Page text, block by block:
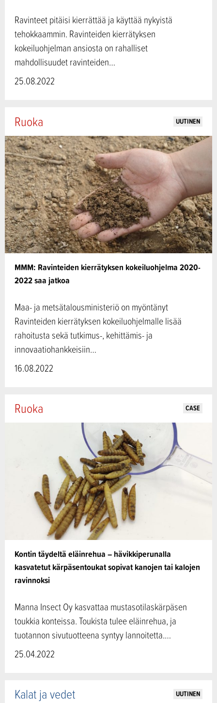
Ravinteet pitäisi kierrättää ja käyttää nykyistä
tehokkaammin. Ravinteiden kierrätyksen
kokeiluohjelman ansiosta on rahalliset
mahdollisuudet ravinteiden…
25.08.2022
MMM: Ravinteiden kierrätyksen kokeiluohjelma 2020-
2022 saa jatkoa
Ruoka UUTINEN
Maa- ja metsätalousministeriö on myöntänyt
Ravinteiden kierrätyksen kokeiluohjelmalle lisää
rahoitusta sekä tutkimus-, kehittämis- ja
innovaatiohankkeisiin…
16.08.2022
Kontin täydeltä eläinrehua – hävikkiperunalla
kasvatetut kärpäsentoukat sopivat kanojen tai kalojen
ravinnoksi
Ruoka CASE
Manna Insect Oy kasvattaa mustasotilaskärpäsen
toukkia konteissa. Toukista tulee eläinrehua, ja
tuotannon sivutuotteena syntyy lannoitetta.…
25.04.2022
Kalat ja vedet UUTINEN